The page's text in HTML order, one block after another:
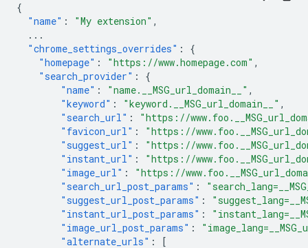
{
"name" : "My extension" ,
...
"chrome_settings_overrides" :
{
"homepage" : "https://www.homepage.com" ,
"search_provider" :
{
"name" : "name.__MSG_url_domain__" ,
"keyword" : "keyword.__MSG_url_domain__" ,
"search_url" :
"https://
"favicon_url" :
"https://
"suggest_url" :
"https://
"instant_url" :
"https://
"image_url" :
"https://
"search_url_post_params" :
"suggest_url_post_params" :
"instant_url_post_params" :
"image_url_post_params" :
"alternate_urls" :
[